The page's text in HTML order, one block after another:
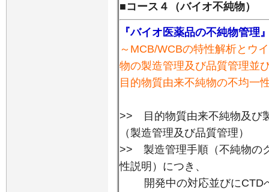
■コース４（バイオ不純物）
『バイオ医薬品の不純物管理
～MCB/WCBの特性解析とウ
物の製造管理及び品質管理並
目的物質由来不純物の不均一
>> 目的物質由来不純物及び
（製造管理及び品質管理）
>> 製造管理手順（不純物の
性説明）につき、
開発中の対応並びにCTD